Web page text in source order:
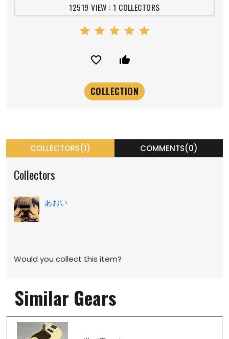
12519 VIEW : 1 COLLECTORS
star star star star star
favorite_border thumb_up_alt
COLLECTORS(1) COMMENTS(0)
Collectors
あおい
Would you collect this item?
Similar Gears